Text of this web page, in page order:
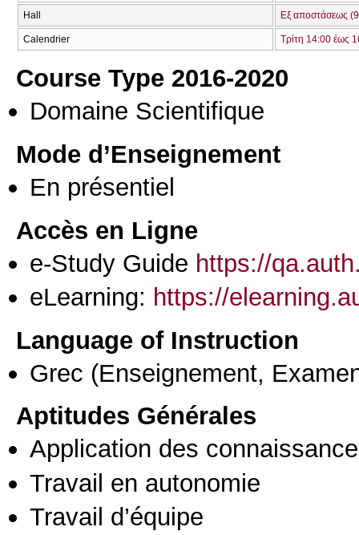
Hall Εξ αποστάσεως
Calendrier Τρίτη 14:00 έως
Course Type 2016-2020
Domaine Scientifique
Mode d’Enseignement
En présentiel
Accès en Ligne
e-Study Guide https://
eLearning: https://
Language of Instruction
Grec (Enseignement,
Aptitudes Générales
Application des
Travail en autonomie
Travail d’équipe